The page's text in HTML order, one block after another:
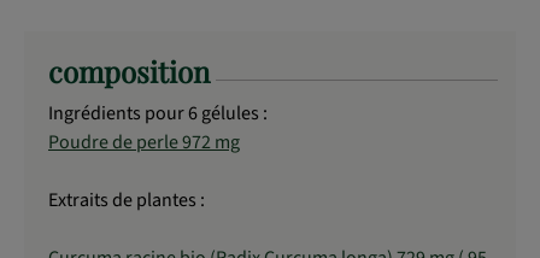
composition
Ingrédients pour 6 gélules :
Poudre de perle 972 mg
Extraits de plantes :